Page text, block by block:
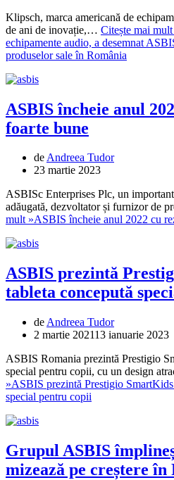
Klipsch, marca americană de
de ani de inovație,… Citește mai mult
echipamente audio, a desemnat
produselor sale în România
ASBIS încheie anul
foarte bune
deAndreea Tudor
23 martie 2023
ASBISc Enterprises Plc, un
adăugată, dezvoltator și furnizor de
mult »ASBIS încheie anul 2022 cu
ASBIS prezintă
tableta concepută
de Andreea Tudor
2 martie 202113 ianuarie 2023
ASBIS Romania prezintă Prestigio
special pentru copii, cu un design
»ASBIS prezintă Prestigio
special pentru copii
Grupul ASBIS
mizează pe creștere în